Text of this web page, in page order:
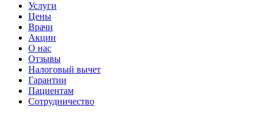
Услуги
Цены
Врачи
Акции
О нас
Отзывы
Налоговый вычет
Гарантии
Пациентам
Сотрудничество